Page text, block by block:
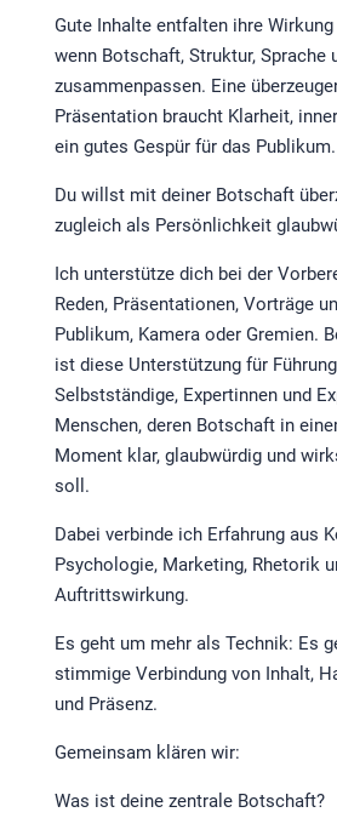
Gute Inhalte entfalten ihre
wenn Botschaft, Struktur, Sprache
zusammenpassen. Eine
Präsentation braucht Klarheit,
ein gutes Gespür für das Publikum.
Du willst mit deiner Botschaft
zugleich als Persönlichkeit
Ich unterstütze dich bei der
Reden, Präsentationen, Vorträge
Publikum, Kamera oder Gremien.
ist diese Unterstützung für
Selbstständige, Expertinnen und
Menschen, deren Botschaft in
Moment klar, glaubwürdig und
soll.
Dabei verbinde ich Erfahrung aus
Psychologie, Marketing, Rhetorik
Auftrittswirkung.
Es geht um mehr als Technik: Es
stimmige Verbindung von Inhalt,
und Präsenz.
Gemeinsam klären wir:
Was ist deine zentrale Botschaft?